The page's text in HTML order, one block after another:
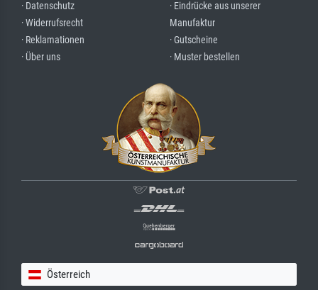
· Datenschutz
· Widerrufsrecht
· Reklamationen
· Über uns
· Eindrücke aus unserer
Manufaktur
· Gutscheine
· Muster bestellen
Österreich